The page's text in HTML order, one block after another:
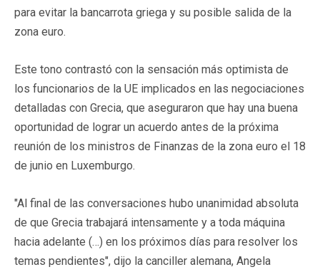
para evitar la bancarrota griega y su posible salida de la
zona euro.
Este tono contrastó con la sensación más optimista de
los funcionarios de la UE implicados en las negociaciones
detalladas con Grecia, que aseguraron que hay una buena
oportunidad de lograr un acuerdo antes de la próxima
reunión de los ministros de Finanzas de la zona euro el 18
de junio en Luxemburgo.
"Al final de las conversaciones hubo unanimidad absoluta
de que Grecia trabajará intensamente y a toda máquina
hacia adelante (…) en los próximos días para resolver los
temas pendientes", dijo la canciller alemana, Angela